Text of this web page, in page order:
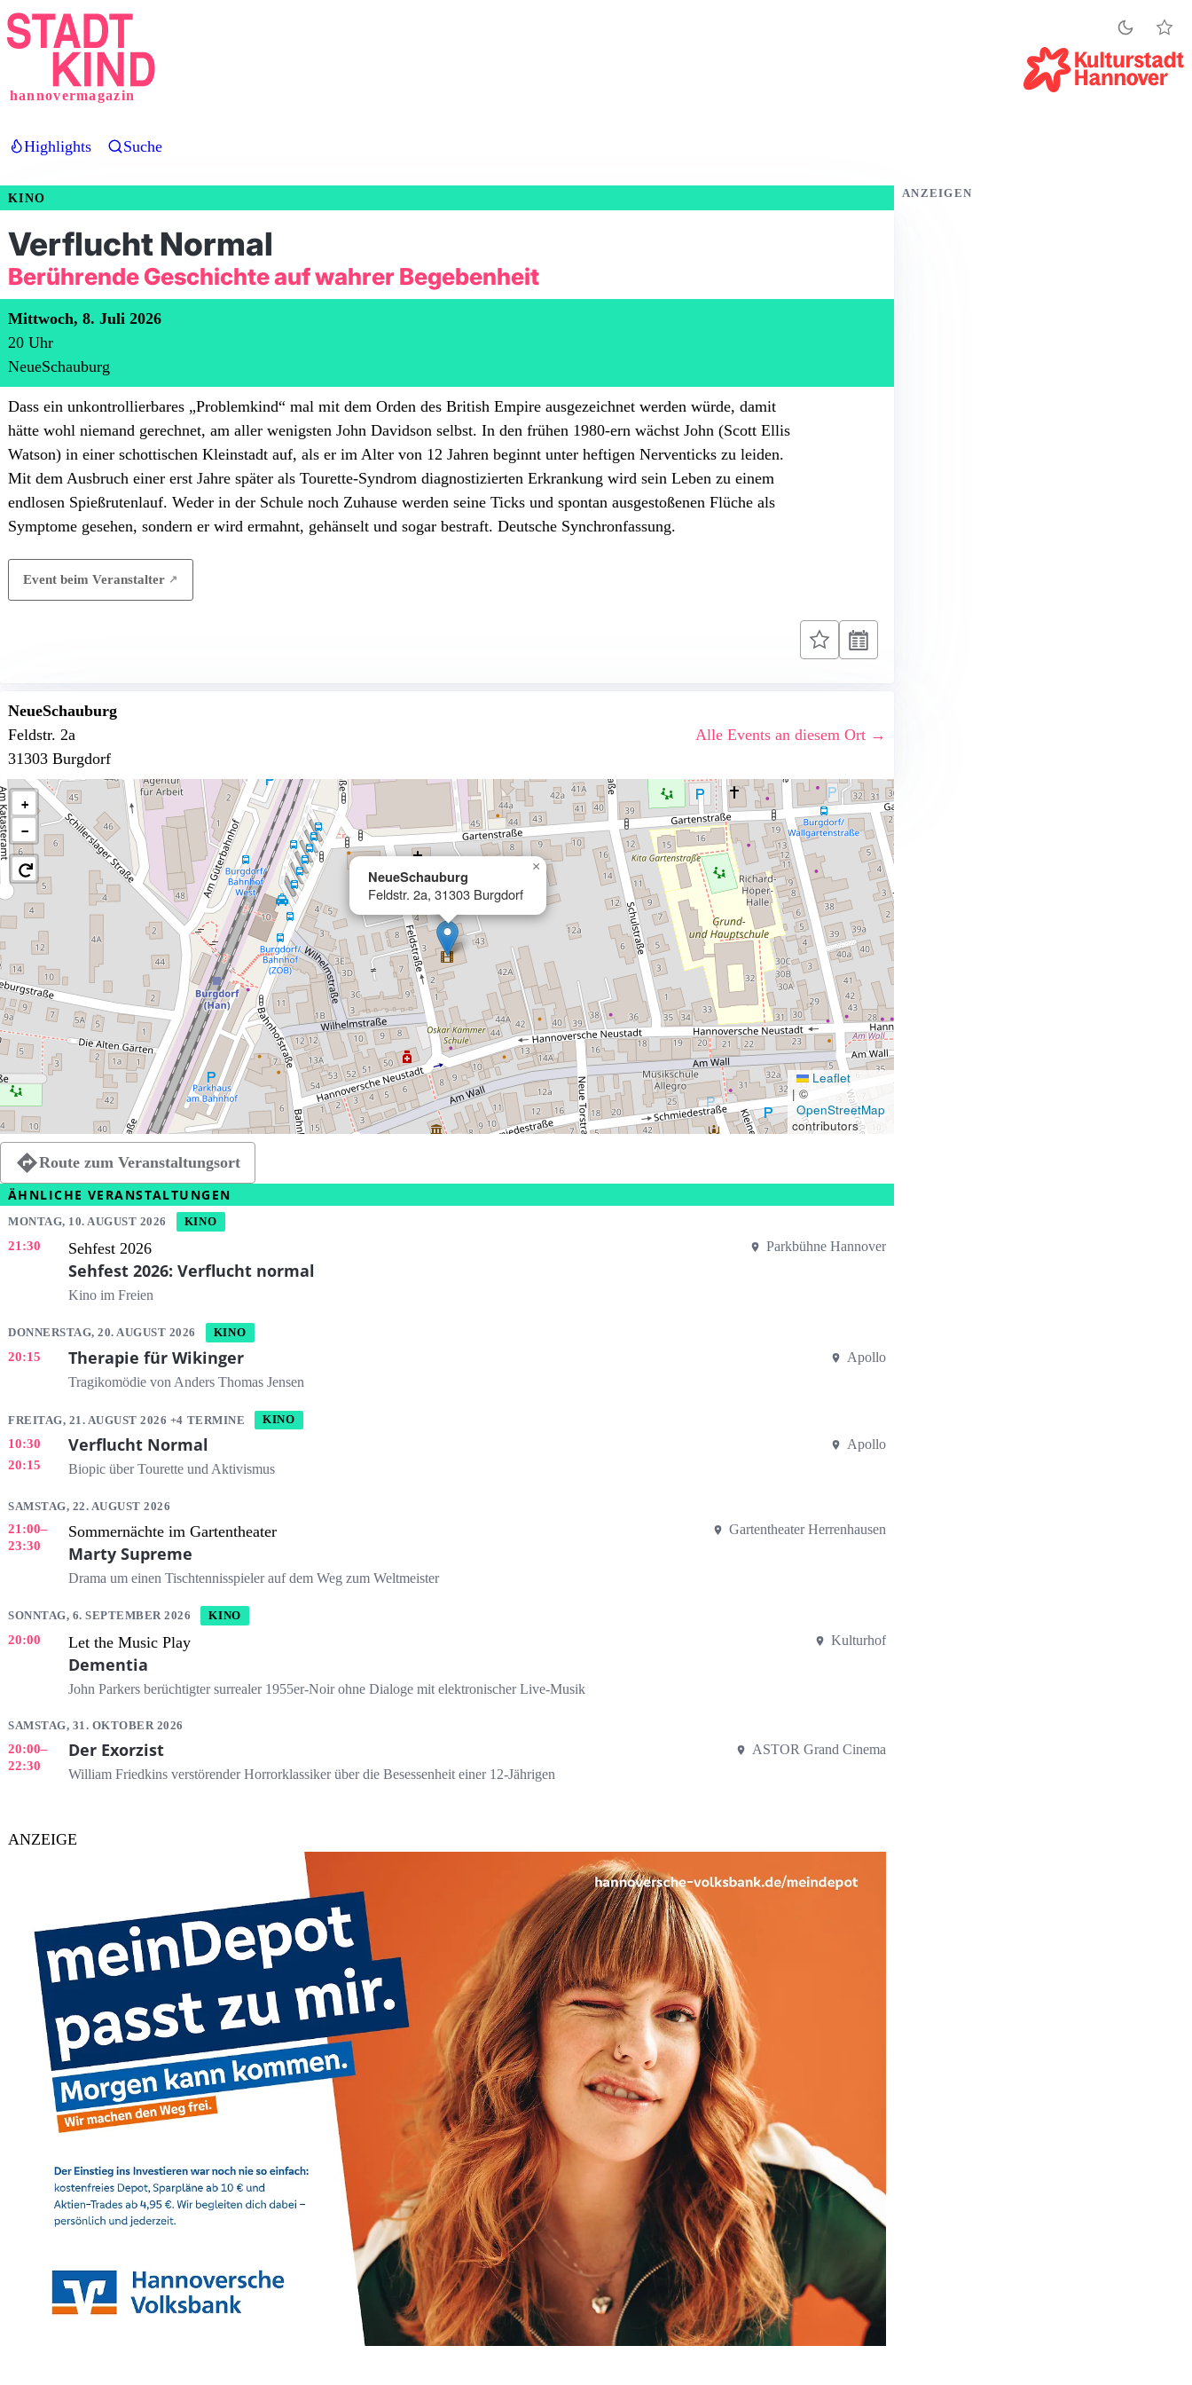
Direkt
zum
hannovermagazin
Highlights Suche
KINO
Verflucht Normal
Berührende Geschichte auf wahrer Begebenheit
Mittwoch, 8. Juli 2026
20 Uhr
NeueSchauburg
Dass ein unkontrollierbares „Problemkind“ mal mit dem Orden des British Empire ausgezeichnet werden würde, damit
hätte wohl niemand gerechnet, am aller wenigsten John Davidson selbst. In den frühen 1980-ern wächst John (Scott Ellis
Watson) in einer schottischen Kleinstadt auf, als er im Alter von 12 Jahren beginnt unter heftigen Nerventicks zu leiden.
Mit dem Ausbruch einer erst Jahre später als Tourette-Syndrom diagnostizierten Erkrankung wird sein Leben zu einem
endlosen Spießrutenlauf. Weder in der Schule noch Zuhause werden seine Ticks und spontan ausgestoßenen Flüche als
Symptome gesehen, sondern er wird ermahnt, gehänselt und sogar bestraft. Deutsche Synchronfassung.
Event beim Veranstalter
NeueSchauburg
Feldstr. 2a
31303 Burgdorf
Alle Events an diesem Ort →
NeueSchauburg
Feldstr. 2a, 31303 Burgdorf
×
+
−
Leaflet
| ©
OpenStreetMap
contributors
Route zum Veranstaltungsort
ÄHNLICHE VERANSTALTUNGEN
MONTAG, 10. AUGUST 2026 KINO
21:30 Sehfest 2026
Sehfest 2026: Verflucht normal
Kino im Freien
Parkbühne Hannover
DONNERSTAG, 20. AUGUST 2026 KINO
20:15 Therapie für Wikinger
Tragikomödie von Anders Thomas Jensen
Apollo
FREITAG, 21. AUGUST 2026 +4 TERMINE KINO
10:30
20:15
Verflucht Normal
Biopic über Tourette und Aktivismus
Apollo
SAMSTAG, 22. AUGUST 2026
21:00–
23:30
Sommernächte im Gartentheater
Marty Supreme
Drama um einen Tischtennisspieler auf dem Weg zum Weltmeister
Gartentheater Herrenhausen
SONNTAG, 6. SEPTEMBER 2026 KINO
20:00 Let the Music Play
Dementia
John Parkers berüchtigter surrealer 1955er-Noir ohne Dialoge mit elektronischer Live-Musik
Kulturhof
SAMSTAG, 31. OKTOBER 2026
20:00–
22:30
Der Exorzist
William Friedkins verstörender Horrorklassiker über die Besessenheit einer 12-Jährigen
ASTOR Grand Cinema
ANZEIGE
ANZEIGEN